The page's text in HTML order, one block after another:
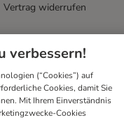
Vertrag widerrufen
verbessern!
(“Cookies”) auf
Cookies, damit Sie
Mit Ihrem Einverständnis
Cookies